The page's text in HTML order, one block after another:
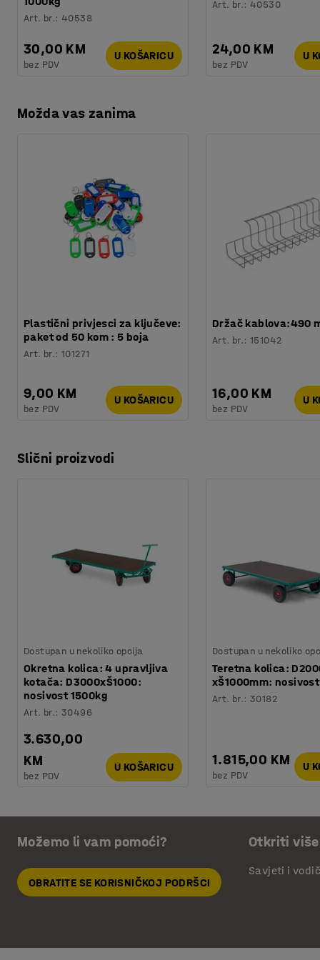
Art. br.: 40538
30,00 KM
bez PDV
U KOŠARICU
Art. br.: 40530
24,00 KM
bez PDV
U
Možda vas zanima
Plastični privjesci za ključeve:
paket od 50 kom : 5 boja
Art. br.:101271
9,00 KM
bez PDV
U KOŠARICU
Držač kablova:490
Art. br.:151042
16,00 KM
bez PDV
U
Slični proizvodi
Dostupan u nekoliko opcija
Okretna kolica: 4 upravljiva
kotača: D3000xŠ1000:
nosivost 1500kg
Art. br.:30496
3.630,00
KM
bez PDV
U KOŠARICU
Dostupan u nekoliko
Teretna kolica:
xŠ1000mm:
Art. br.:30182
1.815,00 KM
bez PDV
U
Možemo li vam pomoći?
OBRATITE SE KORISNIČKOJ PODRŠCI
Otkriti više
Savjeti i